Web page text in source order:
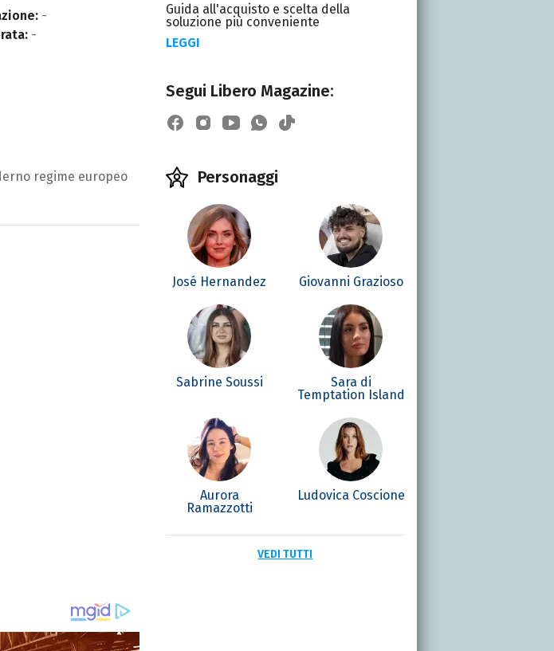
-
-
regime europeo
Guida all'acquisto e scelta della
soluzione più conveniente
LEGGI
Segui Libero Magazine:
Personaggi
José Hernandez Giovanni Grazioso
Sabrine Soussi
Sara di
Temptation Island
Aurora
Ramazzotti
Ludovica Coscione
VEDI TUTTI